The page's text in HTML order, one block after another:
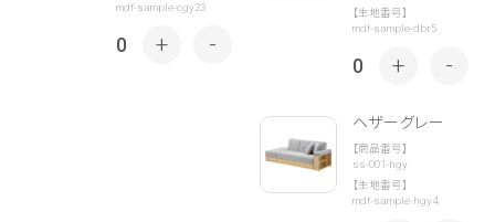
mdf-sample-cgy23
0 + -
【生地番号】
mdf-sample-dbr5
0 + -
ヘザーグレー
【商品番号】
ss-001-hgy
【生地番号】
mdf-sample-hgy4